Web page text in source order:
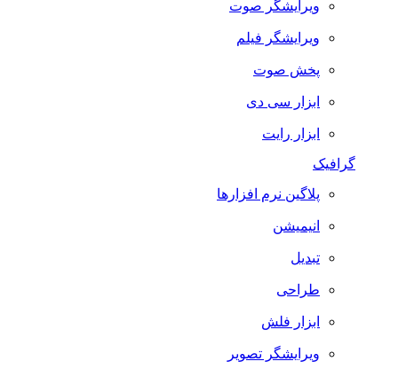
ویرایشگر صوت
ویرایشگر فیلم
پخش صوت
ابزار سی دی
ابزار رایت
گرافیک
پلاگین نرم افزارها
انیمیشن
تبدیل
طراحی
ابزار فلش
ویرایشگر تصویر